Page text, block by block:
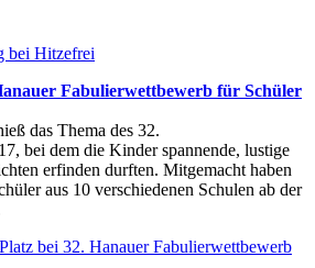
bei Hitzefrei
Fabulierwettbewerb für Schüler
das Thema des 32.
bei dem die Kinder spannende, lustige
erfinden durften. Mitgemacht haben
aus 10 verschiedenen Schulen ab der
bei 32. Hanauer Fabulierwettbewerb